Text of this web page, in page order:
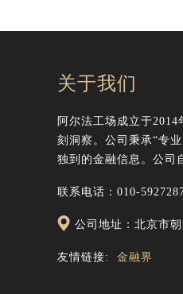
关于我们
阿尔法工场成立于
刻洞察。公司秉承“专
独到的金融信息。公司
联系电话：010-
公司地址：北京市
友情链接: 金融界